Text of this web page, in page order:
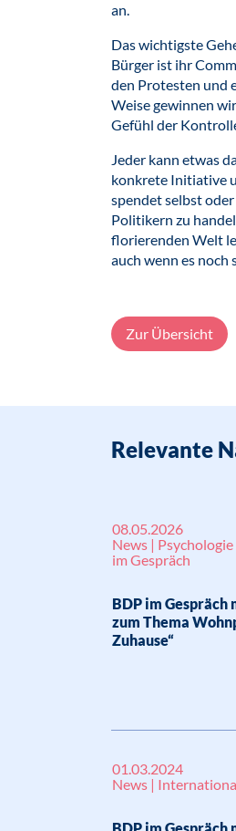
an.
Das wichtigste
Bürger ist ihr
den Protesten und
Weise gewinnen
Gefühl der
Jeder kann etwas
konkrete Initiative
spendet selbst
Politikern zu
florierenden Welt
auch wenn es noch
Zur Übersicht
Relevante
08.05.2026
News |
im Gespräch
BDP im
zum Thema
Zuhause“
01.03.2024
News |